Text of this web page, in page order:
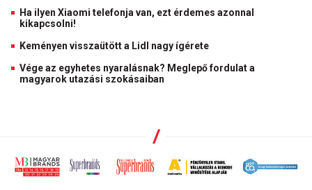
Ha ilyen Xiaomi telefonja van, ezt érdemes azonnal
kikapcsolni!
Keményen visszaütött a Lidl nagy ígérete
Vége az egyhetes nyaralásnak? Meglepő fordulat a
magyarok utazási szokásaiban